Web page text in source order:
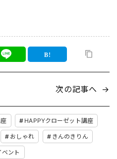
次の記事へ →
HAPPYクローゼット講座
おしゃれ きんのきりん
ベント